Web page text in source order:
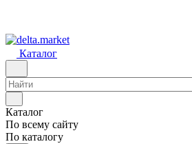
Каталог
Каталог
По всему сайту
По каталогу